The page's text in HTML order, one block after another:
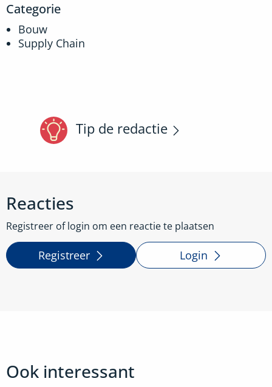
Categorie
Bouw
Supply Chain
Tip de redactie
Reacties
Registreer of login om een reactie te plaatsen
Registreer Login
Ook interessant